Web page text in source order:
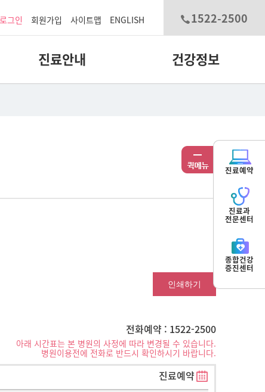
로그인 회원가입 사이트맵 ENGLISH 1522-2500
진료안내 건강정보
인쇄하기
전화예약 : 1522-2500
아래 시간표는 본 병원의 사정에 따라 변경될 수 있습니다.
병원이용전에 전화로 반드시 확인하시기 바랍니다.
진료예약
진료예약
진료과
전문센터
종합건강
증진센터